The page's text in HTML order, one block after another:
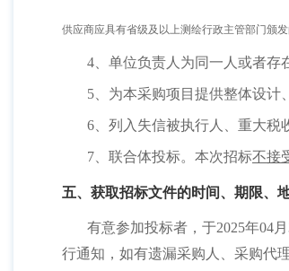
供应商应具有省级及以上测绘行政主管部门颁
4、单位负责人为同一人或者存
5、为本采购项目提供整体设
6、列入失信被执行人、重大税
7、联合体投标。本次招标不接
五、获取招标文件的时间、期限、
有意参加投标者，于2025年04
行通知，如有遗漏采购人、采购代